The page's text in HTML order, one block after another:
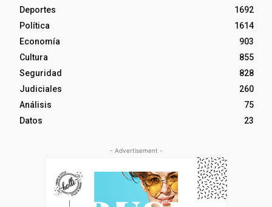
Deportes
1692
Política
1614
Economía
903
Cultura
855
Seguridad
828
Judiciales
260
Análisis
75
Datos
23
- Advertisement -